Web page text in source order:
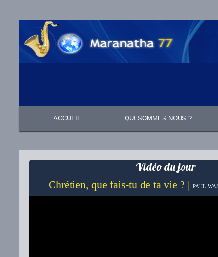
ACCUEIL QUI SOMMES-NOUS ?
Vidéo du jour
Chrétien, que fais-tu de ta vie ? | PAUL